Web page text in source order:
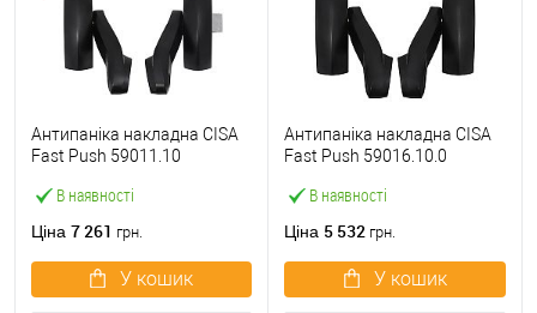
В наявності
Антипаніка накладна CISA
Fast Push 59011.10
штанги
Ціна 7 261 грн.
У кошик
В наявності
Антипаніка накладна CISA
Fast Push 59016.10.0
штанги
Ціна 5 532 грн.
У кошик